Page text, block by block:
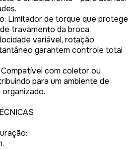
Limitador de torque que protege
travamento da broca.
variável, rotação
garantem controle total
com coletor ou
para um ambiente de
organizado.